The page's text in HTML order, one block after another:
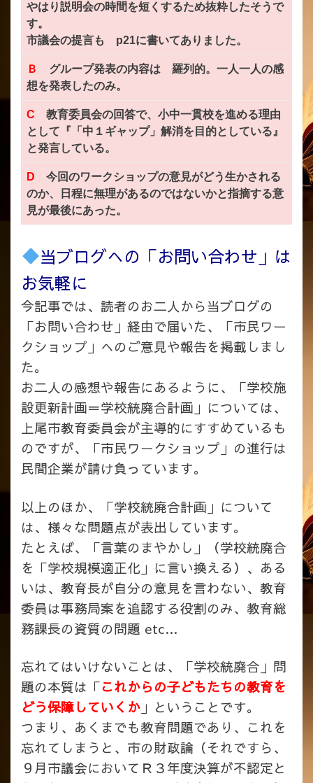
やはり説明会の時間を短くするため抜粋したそうで
す。
市議会の提言も p21に書いてありました。
Ｂ グループ発表の内容は 羅列的。一人一人の感
想を発表したのみ。
C 教育委員会の回答で、小中一貫校を進める理由
として『「中１ギャップ」解消を目的としている』
と発言している。
D 今回のワークショップの意見がどう生かされる
のか、日程に無理があるのではないかと指摘する意
見が最後にあった。
当ブログへの「お問い合わせ」は
お気軽に
今記事では、読者のお二人から当ブログの
「お問い合わせ」経由で届いた、「市民ワー
クショップ」へのご意見や報告を掲載しまし
た。
お二人の感想や報告にあるように、「学校施
設更新計画＝学校統廃合計画」については、
上尾市教育委員会が主導的にすすめているも
のですが、「市民ワークショップ」の進行は
民間企業が請け負っています。
以上のほか、「学校統廃合計画」について
は、様々な問題点が表出しています。
たとえば、「言葉のまやかし」（学校統廃合
を「学校規模適正化」に言い換える）、ある
いは、教育長が自分の意見を言わない、教育
委員は事務局案を追認する役割のみ、教育総
務課長の資質の問題 etc…
忘れてはいけないことは、「学校統廃合」問
題の本質は「これからの子どもたちの教育を
どう保障していくか 」ということです。
つまり、あくまでも教育問題であり、これを
忘れてしまうと、市の財政論（それですら、
９月市議会においてＲ３年度決算が不認定と